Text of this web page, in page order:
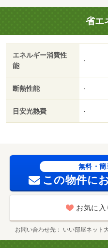
の支払い方法は原則「カー
の電気は、貸主から配給さ
コン／フローリング／ＴＶ
ューズボックス／温水洗浄
／ＣＡＴＶ／保証人不要／
リング／プロパンガス／Ｉ
ＬａＬａ矢上（スーパー）
ト ドラッグ コスモス 矢
２２６ｍ／サンドラッグ矢
数:8戸
省エ
エネルギー消費性
能
-
断熱性能 -
目安光熱費 -
無料・簡
この物件に
お気に入
お問い合わせ先 いい部屋ネット